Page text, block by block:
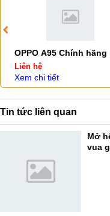
OPPO A95 Chính hãng
Liên hệ
Xem chi tiết
Tin tức liên quan
Mở
vua